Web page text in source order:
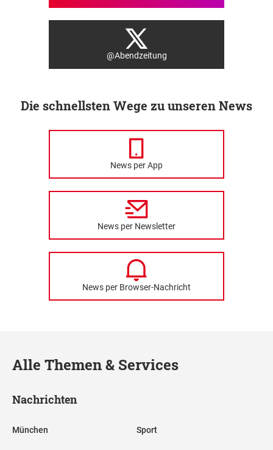
@Abendzeitung
Die schnellsten Wege zu unseren News
News per App
News per Newsletter
News per Browser-Nachricht
Alle Themen & Services
Nachrichten
München Sport